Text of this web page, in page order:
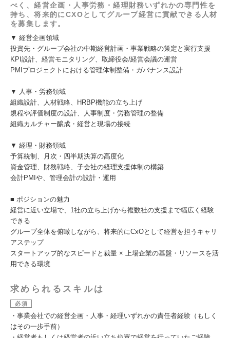
べく、経営企画・人事労務・経理財務いずれかの専門性を
持ち、将来的にCXOとしてグループ経営に貢献できる人材
を募集します。
▼ 経営企画領域
投資先・グループ会社の中期経営計画・事業戦略の策定と実行支援
KPI設計、経営モニタリング、取締役会/経営会議の運営
PMIプロジェクトにおける管理体制整備・ガバナンス設計
▼ 人事・労務領域
組織設計、人材戦略、HRBP機能の立ち上げ
規程や評価制度の設計、人事制度・労務管理の整備
組織カルチャー醸成・経営と現場の接続
▼ 経理・財務領域
予算統制、月次・四半期決算の高度化
資金管理、財務戦略、子会社の経理支援体制の構築
会計PMIや、管理会計の設計・運用
■ ポジションの魅力
経営に近い立場で、1社の立ち上げから複数社の支援まで幅広く経験
できる
グループ全体を俯瞰しながら、将来的にCxOとして経営を担うキャリ
アステップ
スタートアップ的なスピードと裁量 × 上場企業の基盤・リソースを活
用できる環境
求められるスキルは
必須
・事業会社での経営企画・人事・経理いずれかの責任者経験（もしく
はその一歩手前）